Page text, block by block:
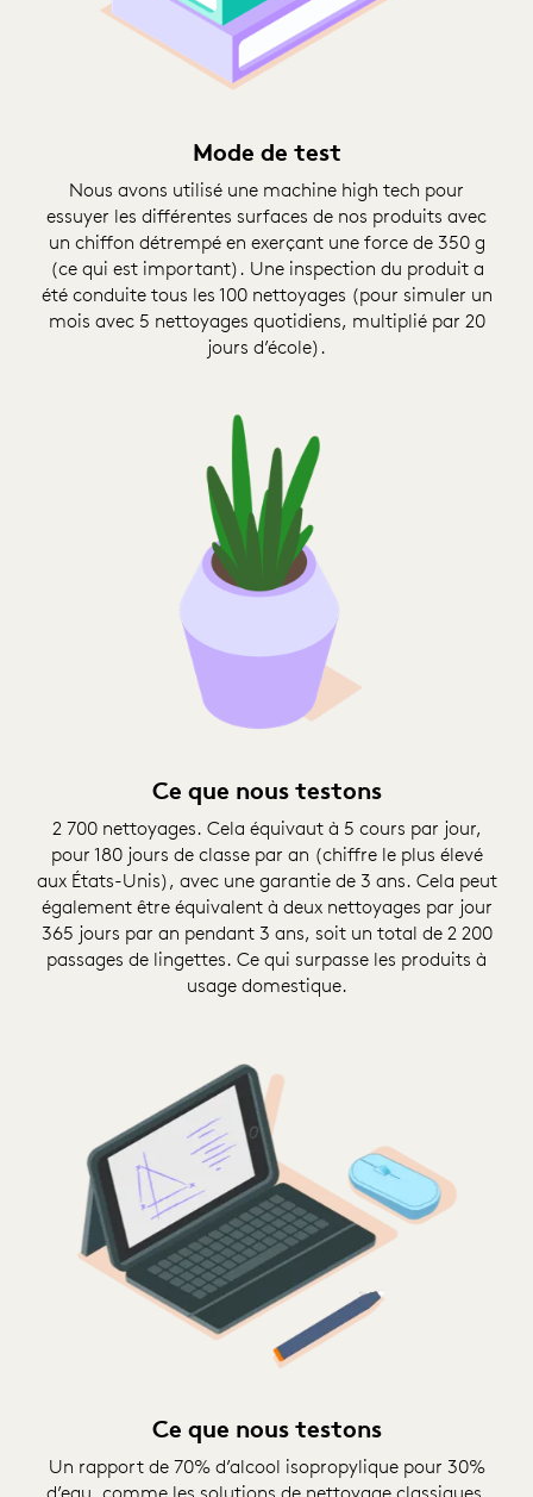
Mode de test
Nous avons utilisé une machine high tech pour
essuyer les différentes surfaces de nos produits avec
un chiffon détrempé en exerçant une force de 350 g
(ce qui est important). Une inspection du produit a
été conduite tous les 100 nettoyages (pour simuler un
mois avec 5 nettoyages quotidiens, multiplié par 20
jours d’école).
Ce que nous testons
2 700 nettoyages. Cela équivaut à 5 cours par jour,
pour 180 jours de classe par an (chiffre le plus élevé
aux États-Unis), avec une garantie de 3 ans. Cela peut
également être équivalent à deux nettoyages par jour
365 jours par an pendant 3 ans, soit un total de 2 200
passages de lingettes. Ce qui surpasse les produits à
usage domestique.
Ce que nous testons
Un rapport de 70% d’alcool isopropylique pour 30%
d’eau, comme les solutions de nettoyage classiques.